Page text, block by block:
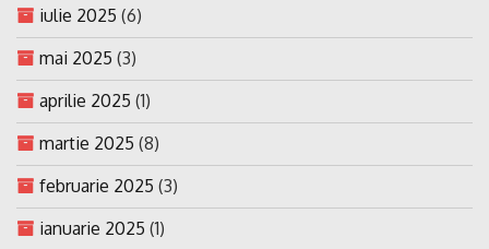
iulie 2025 (6)
mai 2025 (3)
aprilie 2025 (1)
martie 2025 (8)
februarie 2025 (3)
ianuarie 2025 (1)